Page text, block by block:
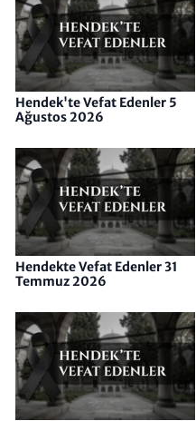
Hendek'te Vefat Edenler 5
Ağustos 2026
Hendekte Vefat Edenler 31
Temmuz 2026